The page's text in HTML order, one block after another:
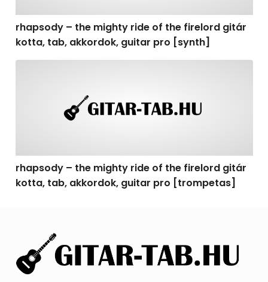
rhapsody – the mighty ride of the firelord gitár
kotta, tab, akkordok, guitar pro [synth]
rhapsody – the mighty ride of the firelord gitár
kotta, tab, akkordok, guitar pro [trompetas]